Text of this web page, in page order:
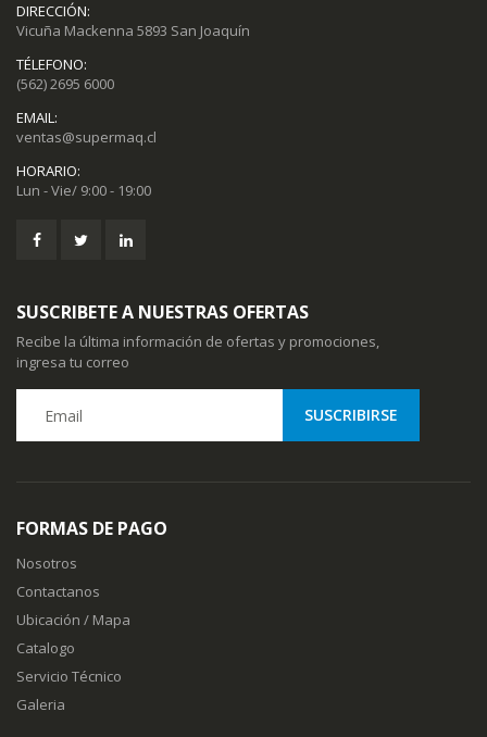
DIRECCIÓN:
Vicuña Mackenna 5893 San Joaquín
TÉLEFONO:
(562) 2695 6000
EMAIL:
ventas@supermaq.cl
HORARIO:
Lun - Vie/ 9:00 - 19:00
SUSCRIBETE A NUESTRAS OFERTAS
Recibe la última información de ofertas y promociones,
ingresa tu correo
FORMAS DE PAGO
Nosotros
Contactanos
Ubicación / Mapa
Catalogo
Servicio Técnico
Galeria